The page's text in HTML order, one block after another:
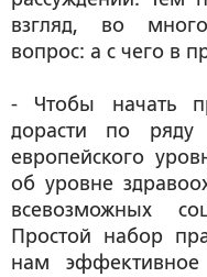
взгляд, во
вопрос: а с чего в
- Чтобы начать
дорасти по
европейского
об уровне
всевозможных
Простой набор
нам эффективное